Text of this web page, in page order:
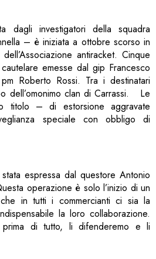
dagli investigatori della squadra
– è iniziata a ottobre scorso in
antiracket. Cinque
emesse dal gip Francesco
Roberto Rossi. Tra i destinatari
dell’omonimo clan di Carrassi. Le
titolo – di estorsione aggravate
speciale con obbligo di
espressa dal questore Antonio
operazione è solo l’inizio di un
in tutti i commercianti ci sia la
la loro collaborazione.
di tutto, li difenderemo e li